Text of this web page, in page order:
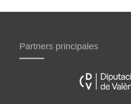
Partners principales